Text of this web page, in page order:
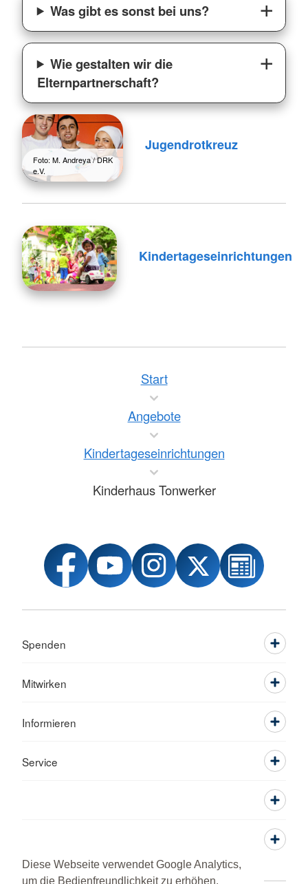
Diese Webseite verwendet Google Analytics,
um die Bedienfreundlichkeit zu erhöhen.
Was gibt es sonst bei uns?
Wie gestalten wir die
Elternpartnerschaft?
Foto: M. Andreya / DRK
e.V.
Jugendrotkreuz
Kindertageseinrichtungen
Start
Angebote
Kindertageseinrichtungen
Kinderhaus Tonwerker
Spenden
Mitwirken
Informieren
Service